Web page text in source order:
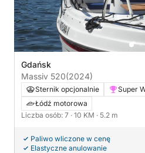
Gdańsk
Massiv 520(2024)
Sternik opcjonalnie
Super
Łódź motorowa
Liczba osób: 7 · 10 KM · 5.2 m
Paliwo wliczone w cenę
Elastyczne anulowanie